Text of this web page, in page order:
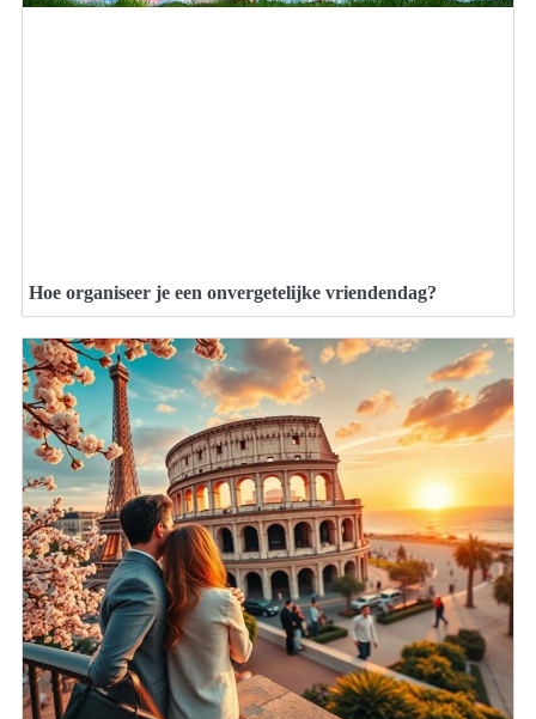
Hoe organiseer je een onvergetelijke vriendendag?